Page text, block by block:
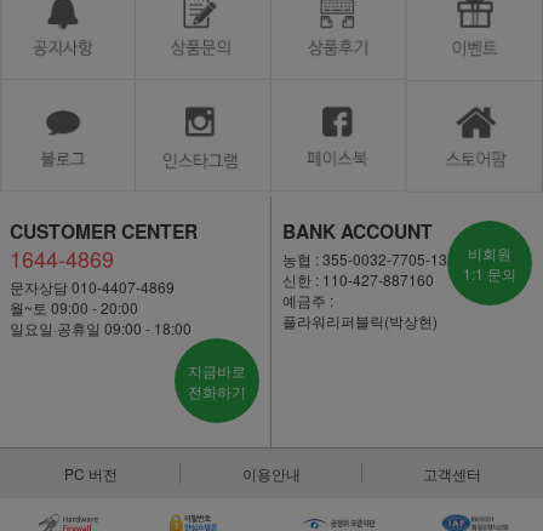
CUSTOMER CENTER
1644-4869
문자상담 010-4407-4869
월~토 09:00 - 20:00
일요일·공휴일 09:00 - 18:00
지금바로
전화하기
BANK ACCOUNT
농협 : 355-0032-7705-13
신한 : 110-427-887160
예금주 :
플라워리퍼블릭(박상현)
비회원
1:1 문의
PC 버전 이용안내 고객센터